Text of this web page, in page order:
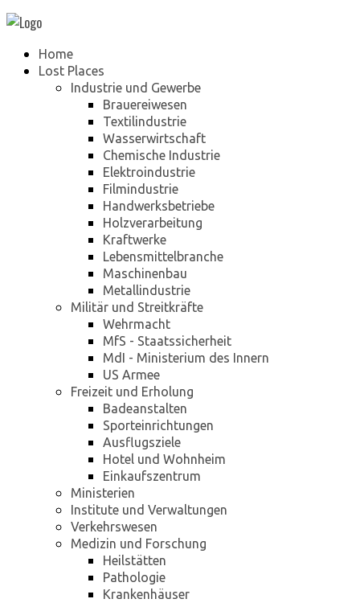
Home
Lost Places
Industrie und Gewerbe
Brauereiwesen
Textilindustrie
Wasserwirtschaft
Chemische Industrie
Elektroindustrie
Filmindustrie
Handwerksbetriebe
Holzverarbeitung
Kraftwerke
Lebensmittelbranche
Maschinenbau
Metallindustrie
Militär und Streitkräfte
Wehrmacht
MfS - Staatssicherheit
MdI - Ministerium des Innern
US Armee
Freizeit und Erholung
Badeanstalten
Sporteinrichtungen
Ausflugsziele
Hotel und Wohnheim
Einkaufszentrum
Ministerien
Institute und Verwaltungen
Verkehrswesen
Medizin und Forschung
Heilstätten
Pathologie
Krankenhäuser